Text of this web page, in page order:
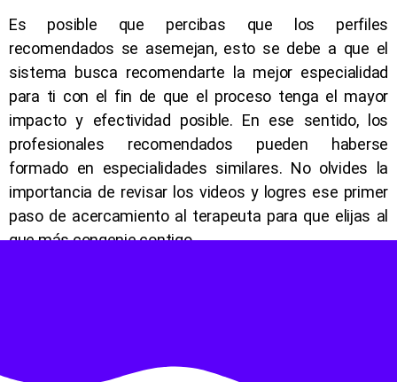
Es posible que percibas que los perfiles
recomendados se asemejan, esto se debe a que el
sistema busca recomendarte la mejor especialidad
para ti con el fin de que el proceso tenga el mayor
impacto y efectividad posible. En ese sentido, los
profesionales recomendados pueden haberse
formado en especialidades similares. No olvides la
importancia de revisar los videos y logres ese primer
paso de acercamiento al terapeuta para que elijas al
que más congenie contigo.